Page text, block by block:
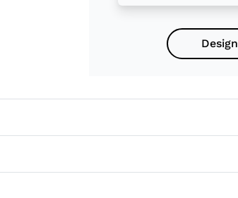
Design